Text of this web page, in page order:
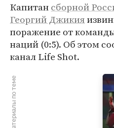
Капитансборной
Георгий Джикия
поражение от
наций (0:5). Об этом
канал Life Shot.
Материалы по теме